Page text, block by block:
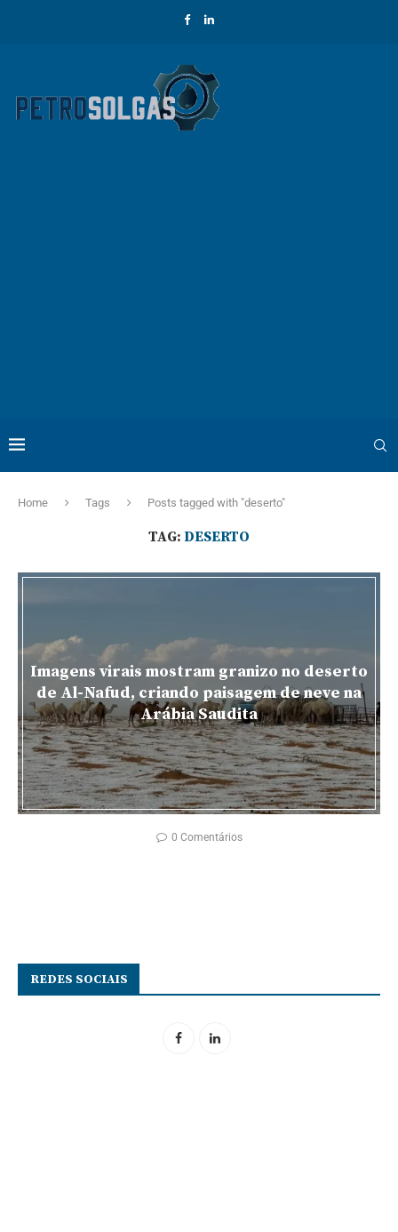
Home Tags Posts tagged with "deserto"
TAG: DESERTO
Imagens virais mostram granizo no deserto
de Al-Nafud, criando paisagem de neve na
Arábia Saudita
0 Comentários
REDES SOCIAIS